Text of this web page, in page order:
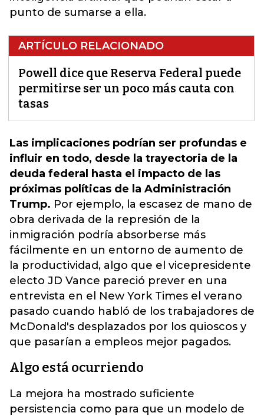
punto de sumarse a ella.
ARTÍCULO RELACIONADO
Powell dice que Reserva Federal puede
permitirse ser un poco más cauta con
tasas
Las implicaciones podrían ser profundas e
influir en todo, desde la trayectoria de la
deuda federal hasta el impacto de las
próximas políticas de la Administración
Trump. Por ejemplo, la escasez de mano de
obra derivada de la represión de la
inmigración podría absorberse más
fácilmente en un entorno de aumento de
la productividad, algo que el vicepresidente
electo JD Vance pareció prever en una
entrevista en el New York Times el verano
pasado cuando habló de los trabajadores de
McDonald's desplazados por los quioscos y
que pasarían a empleos mejor pagados.
Algo está ocurriendo
La mejora ha mostrado suficiente
persistencia como para que un modelo de